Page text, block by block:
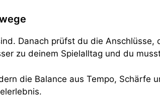
Danach prüfst du die
zu deinem Spielalltag und du
die Balance aus Tempo, Schärfe